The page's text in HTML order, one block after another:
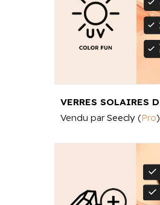
Vendu parSeecly (Pro)